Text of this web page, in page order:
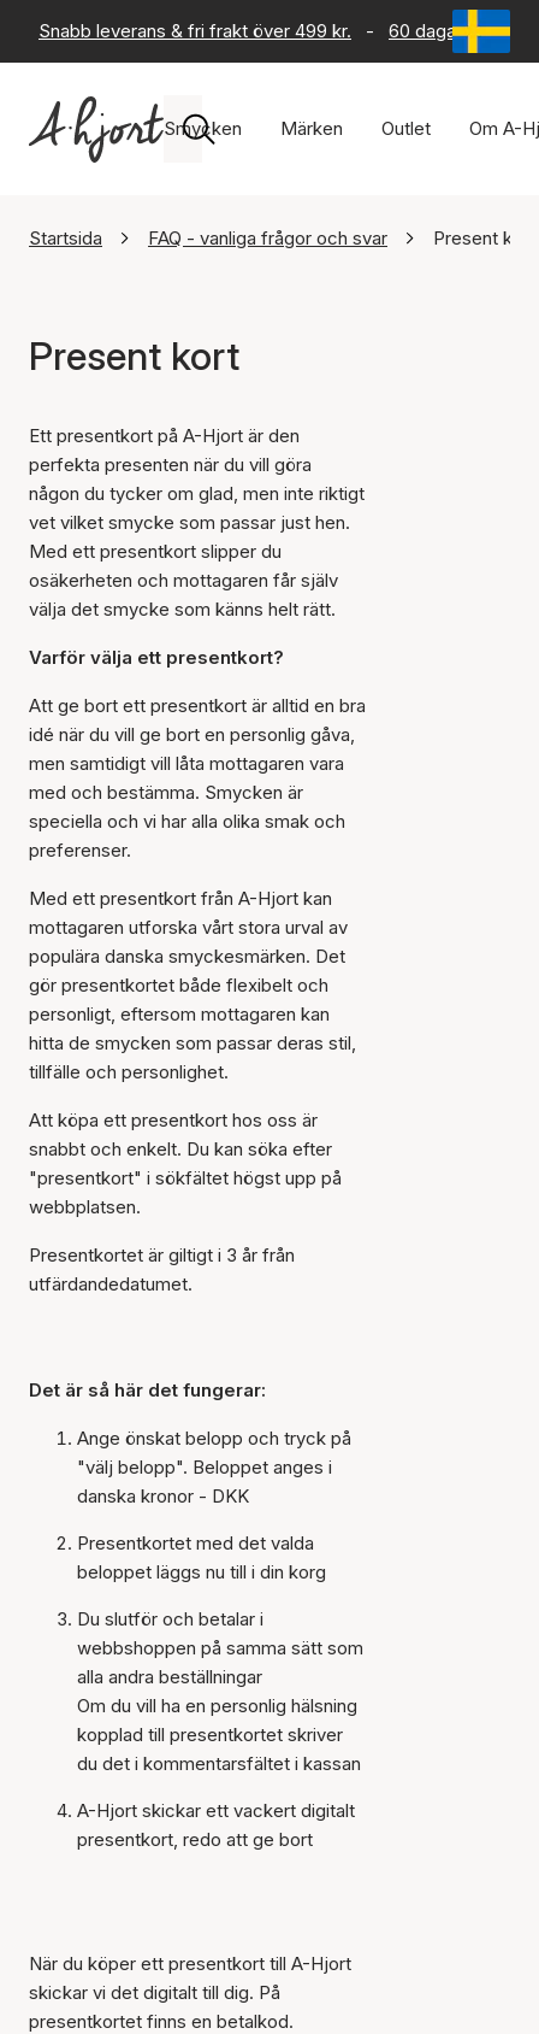
Snabb leverans & fri frakt över 499 kr. - 60 dagars
Smycken Märken Outlet Om A-
Startsida FAQ - vanliga frågor och svar Present kort
Present kort
Ett presentkort på A-Hjort är den
perfekta presenten när du vill göra
någon du tycker om glad, men inte riktigt
vet vilket smycke som passar just hen.
Med ett presentkort slipper du
osäkerheten och mottagaren får själv
välja det smycke som känns helt rätt.
Varför välja ett presentkort?
Att ge bort ett presentkort är alltid en bra
idé när du vill ge bort en personlig gåva,
men samtidigt vill låta mottagaren vara
med och bestämma. Smycken är
speciella och vi har alla olika smak och
preferenser.
Med ett presentkort från A-Hjort kan
mottagaren utforska vårt stora urval av
populära danska smyckesmärken. Det
gör presentkortet både flexibelt och
personligt, eftersom mottagaren kan
hitta de smycken som passar deras stil,
tillfälle och personlighet.
Att köpa ett presentkort hos oss är
snabbt och enkelt. Du kan söka efter
"presentkort" i sökfältet högst upp på
webbplatsen.
Presentkortet är giltigt i 3 år från
utfärdandedatumet.
Det är så här det fungerar:
Ange önskat belopp och tryck på
"välj belopp". Beloppet anges i
danska kronor - DKK
Presentkortet med det valda
beloppet läggs nu till i din korg
Du slutför och betalar i
webbshoppen på samma sätt som
alla andra beställningar
Om du vill ha en personlig hälsning
kopplad till presentkortet skriver
du det i kommentarsfältet i kassan
A-Hjort skickar ett vackert digitalt
presentkort, redo att ge bort
När du köper ett presentkort till A-Hjort
skickar vi det digitalt till dig. På
presentkortet finns en betalkod.